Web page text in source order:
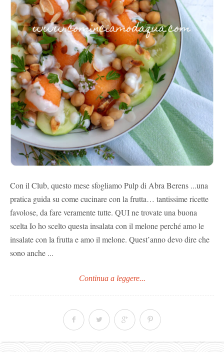
Con il Club, questo mese sfogliamo Pulp di Abra Berens ...una
pratica guida su come cucinare con la frutta… tantissime ricette
favolose, da fare veramente tutte. QUI ne trovate una buona
scelta Io ho scelto questa insalata con il melone perché amo le
insalate con la frutta e amo il melone. Quest’anno devo dire che
sono anche ...
Continua a leggere...